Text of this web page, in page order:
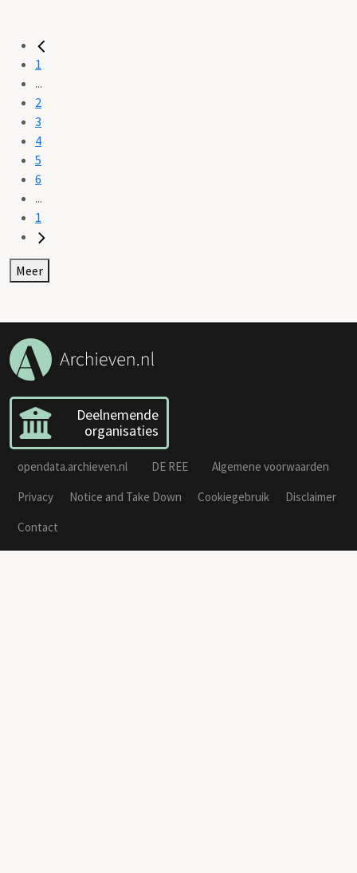
1
...
2
3
4
5
6
...
1
Meer
Deelnemende
organisaties
opendata.archieven.nl DE REE
Algemene voorwaarden
Privacy
Notice and Take Down Cookiegebruik
Disclaimer
Contact